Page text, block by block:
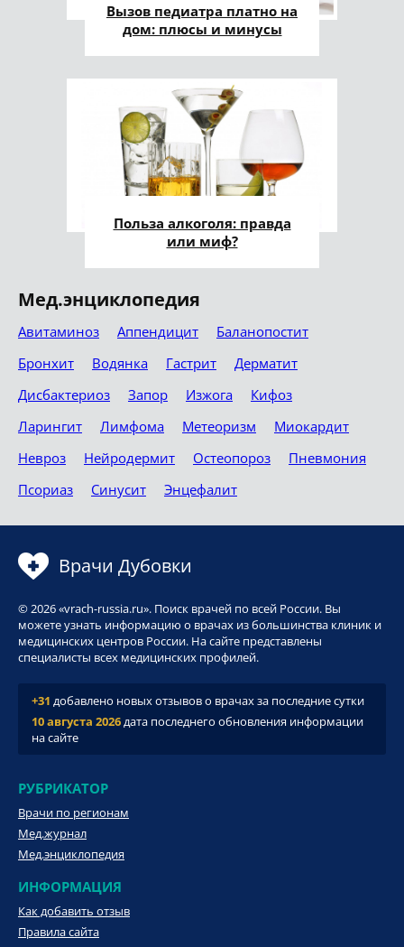
Вызов педиатра платно на
дом: плюсы и минусы
Польза алкоголя: правда
или миф?
Мед.энциклопедия
Авитаминоз Аппендицит
Баланопостит
Бронхит
Водянка Гастрит
Дерматит
Дисбактериоз
Запор Изжога
Кифоз
Ларингит
Лимфома Метеоризм
Миокардит
Невроз
Нейродермит Остеопороз
Пневмония
Псориаз
Синусит Энцефалит
Врачи Дубовки
© 2026 «vrach-russia.ru». Поиск врачей по всей России. Вы
можете узнать информацию о врачах из большинства клиник и
медицинских центров России. На сайте представлены
специалисты всех медицинских профилей.
+31 добавлено новых отзывов о врачах за последние сутки
10 августа 2026дата последнего обновления информации
на сайте
РУБРИКАТОР
Врачи по регионам
Мед.журнал
Мед.энциклопедия
ИНФОРМАЦИЯ
Как добавить отзыв
Правила сайта